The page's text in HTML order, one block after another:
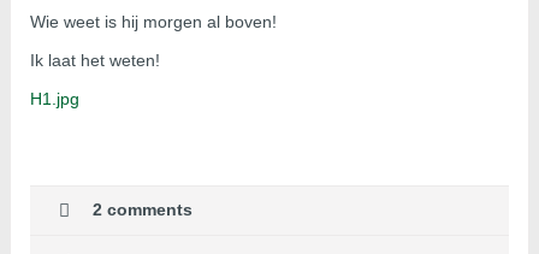
Wie weet is hij morgen al boven!
Ik laat het weten!
H1.jpg
2 comments